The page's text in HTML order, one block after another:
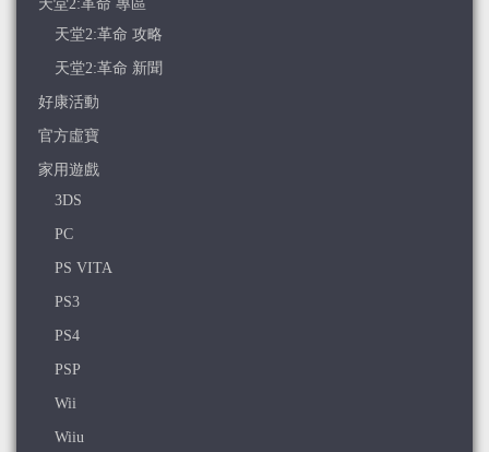
天堂2:革命 專區
天堂2:革命 攻略
天堂2:革命 新聞
好康活動
官方虛寶
家用遊戲
3DS
PC
PS VITA
PS3
PS4
PSP
Wii
Wiiu